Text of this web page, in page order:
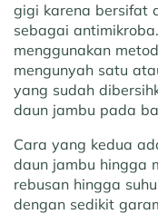
gigi karena bersifat
sebagai
menggunakan
mengunyah satu
yang sudah
daun jambu pada
Cara yang kedua
daun jambu hingga
rebusan hingga
dengan sedikit